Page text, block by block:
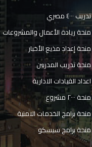
تدريب ٤٠٠٠ مصري
منحة ريادة الأعمال والمشروعات
منحة إعداد مذيع الأخبار
منحة تدريب المدربين
اعداد القيادات الادارية
منحة ٢٠٠٠ مشروع
منحة برامج الخدمات الامنية
منحة برامج سيسكو